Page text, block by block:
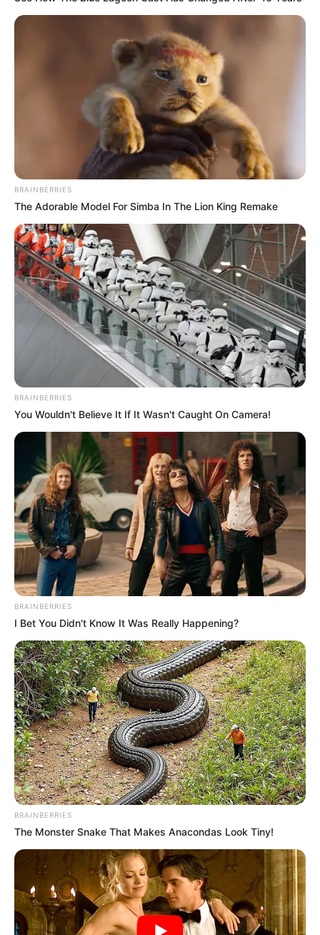
BRAINBERRIES
The Adorable Model For Simba In The Lion King Remake
BRAINBERRIES
You Wouldn't Believe It If It Wasn't Caught On Camera!
BRAINBERRIES
I Bet You Didn't Know It Was Really Happening?
BRAINBERRIES
The Monster Snake That Makes Anacondas Look Tiny!